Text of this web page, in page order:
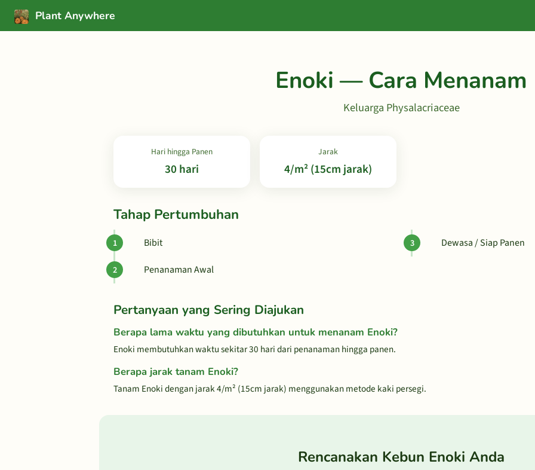
Plant Anywhere
Enoki — Cara Menanam
Keluarga Physalacriaceae
Hari hingga Panen
30 hari
Jarak
4/m² (15cm jarak)
Tahap Pertumbuhan
Bibit
Penanaman Awal
Dewasa / Siap Panen
Pertanyaan yang Sering Diajukan
Berapa lama waktu yang dibutuhkan untuk menanam Enoki?
Enoki membutuhkan waktu sekitar 30 hari dari penanaman hingga panen.
Berapa jarak tanam Enoki?
Tanam Enoki dengan jarak 4/m² (15cm jarak) menggunakan metode kaki persegi.
Rencanakan Kebun Enoki Anda